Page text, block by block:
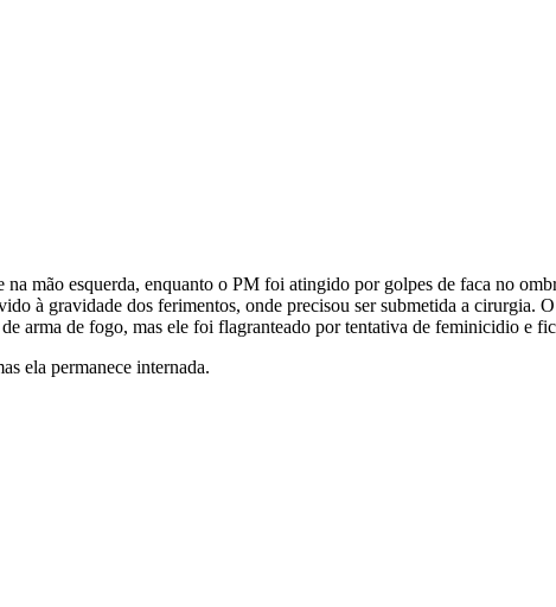
mão esquerda, enquanto o PM foi atingido por golpes de faca no
à gravidade dos ferimentos, onde precisou ser submetida a cirurgia.
arma de fogo, mas ele foi flagranteado por tentativa de feminicidio e
ela permanece internada.